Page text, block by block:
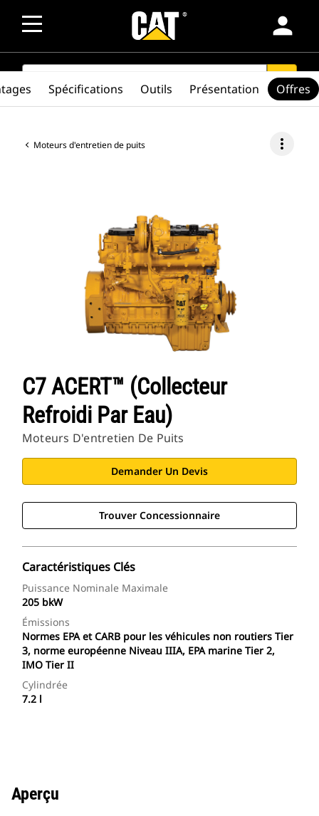
person
SEARCH search
Moteurs d'entretien de puits more_vert
C7 ACERT™ (collecteur
Refroidi Par Eau)
Moteurs D'entretien De Puits
Demander Un Devis
Trouver Concessionnaire
Caractéristiques Clés
Puissance Nominale Maximale
205 bkW
Émissions
Normes EPA et CARB pour les véhicules non routiers Tier
3, norme européenne Niveau IIIA, EPA marine Tier 2,
IMO Tier II
Cylindrée
7.2 l
Spécifications Outils Présentation Offres
Aperçu